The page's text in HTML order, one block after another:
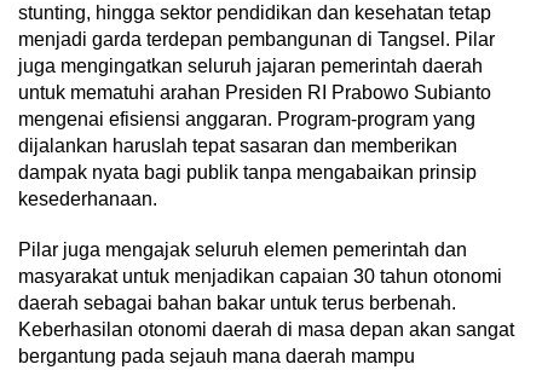
stunting, hingga sektor pendidikan dan kesehatan tetap
menjadi garda terdepan pembangunan di Tangsel. Pilar
juga mengingatkan seluruh jajaran pemerintah daerah
untuk mematuhi arahan Presiden RI Prabowo Subianto
mengenai efisiensi anggaran. Program-program yang
dijalankan haruslah tepat sasaran dan memberikan
dampak nyata bagi publik tanpa mengabaikan prinsip
kesederhanaan.
Pilar juga mengajak seluruh elemen pemerintah dan
masyarakat untuk menjadikan capaian 30 tahun otonomi
daerah sebagai bahan bakar untuk terus berbenah.
Keberhasilan otonomi daerah di masa depan akan sangat
bergantung pada sejauh mana daerah mampu